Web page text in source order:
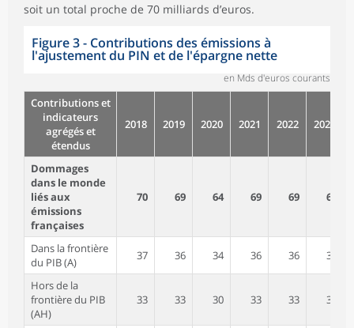
soit un total proche de 70 milliards d’euros.
Figure 3 - Contributions des émissions à
l'ajustement du PIN et de l'épargne nette
en Mds d'euros courants
Contributions et
indicateurs
agrégés et
étendus
2018 2019 2020 2021 2022 2023
Dommages
dans le monde
liés aux
émissions
françaises
70 69 64 69 69 69
Dans la frontière
du PIB (A)
37 36 34 36 36 36
Hors de la
frontière du PIB
(AH)
33 33 30 33 33 33